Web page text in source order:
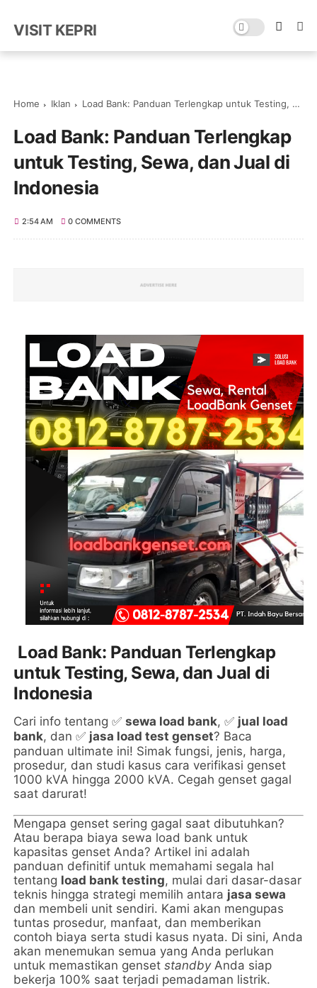
VISIT KEPRI
Home Iklan Load Bank: Panduan Terlengkap untuk Testing, Sewa, dan Jual di Indonesia
Load Bank: Panduan Terlengkap
untuk Testing, Sewa, dan Jual di
Indonesia
2:54 AM 0 COMMENTS
Load Bank: Panduan Terlengkap
untuk Testing, Sewa, dan Jual di
Indonesia
Cari info tentang✅ sewa load bank,✅ jual load
bank, dan✅ jasa load test genset? Baca
panduan ultimate ini! Simak fungsi, jenis, harga,
prosedur, dan studi kasus cara verifikasi genset
1000 kVA hingga 2000 kVA. Cegah genset gagal
saat darurat!
Mengapa genset sering gagal saat dibutuhkan?
Atau berapa biaya sewa load bank untuk
kapasitas genset Anda? Artikel ini adalah
panduan definitif untuk memahami segala hal
tentang load bank testing, mulai dari dasar-dasar
teknis hingga strategi memilih antara jasa sewa
dan membeli unit sendiri. Kami akan mengupas
tuntas prosedur, manfaat, dan memberikan
contoh biaya serta studi kasus nyata. Di sini, Anda
akan menemukan semua yang Anda perlukan
untuk memastikan gensetstandbyAnda siap
bekerja 100% saat terjadi pemadaman listrik.